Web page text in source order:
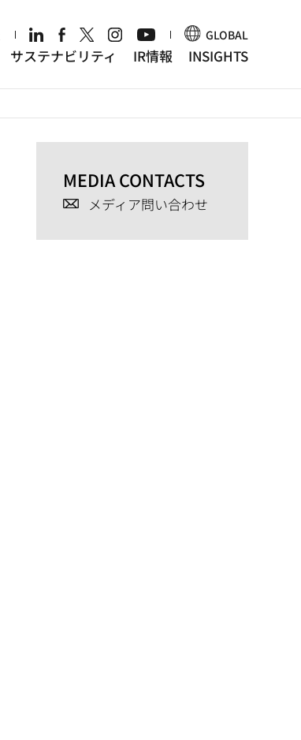
GLOBAL
サステナビリティ IR情報 INSIGHTS
MEDIA CONTACTS
メディア問い合わせ